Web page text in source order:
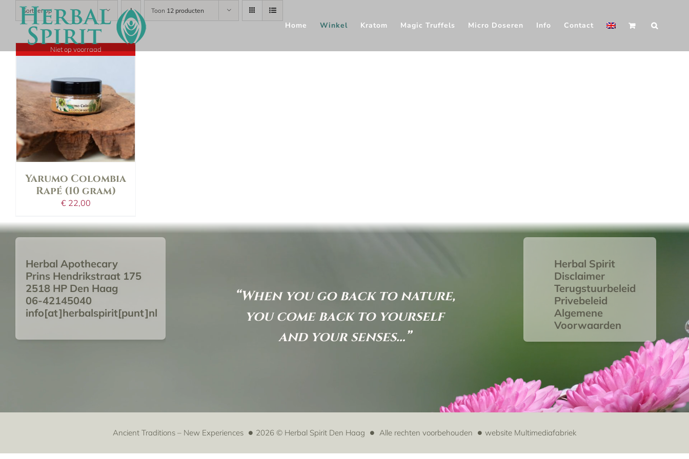
content
Home Winkel Kratom Magic Truffels Micro Doseren Info Contact
Sorteer op Toon 12 producten
Niet op voorraad
Yarumo Colombia
Rapé (10 gram)
€ 22,00
Herbal Apothecary
Prins Hendrikstraat 175
2518 HP Den Haag
06-42145040
info[at]herbalspirit[punt]nl
“When you go back to nature,
you come back to yourself
and your senses…”
Herbal Spirit
Disclaimer
Terugstuurbeleid
Privebeleid
Algemene
Voorwaarden
Ancient Traditions – New Experiences 2026 © Herbal Spirit Den Haag Alle rechten voorbehouden website Multimediafabriek